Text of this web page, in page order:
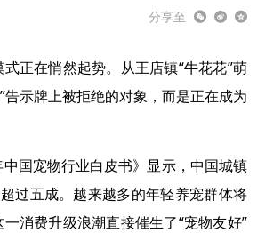
分享至
正在悄然起势。从王店镇“牛花花”萌
示牌上被拒绝的对象，而是正在成为
国宠物行业白皮书》显示，中国城镇
过五成。越来越多的年轻养宠群体将
消费升级浪潮直接催生了“宠物友好”